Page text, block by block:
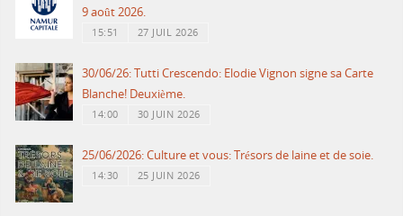
9 août 2026.
15:51 27 JUIL 2026
30/06/26: Tutti Crescendo: Elodie Vignon signe sa Carte
Blanche! Deuxième.
14:00 30 JUIN 2026
25/06/2026: Culture et vous: Trésors de laine et de soie.
14:30 25 JUIN 2026